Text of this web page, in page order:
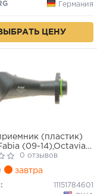
Германия
ЦЕНУ
(пластик)
(09-14),Octavia
Golf (10-14),Jetta
(11-15),Polo
VIKA
0 отзывов
завтра
11151784601